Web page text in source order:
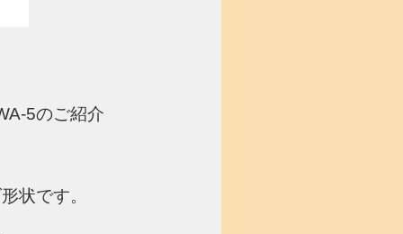
5のご紹介
状です。